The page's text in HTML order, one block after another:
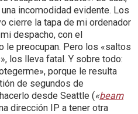
incomodidad evidente. Los
cierre la tapa de mi ordenador
despacho, con el
le preocupan. Pero los «saltos
los lleva fatal. Y sobre todo:
porque le resulta
de segundos de
desde Seattle («beam
dirección IP a tener otra